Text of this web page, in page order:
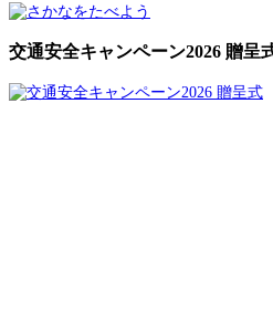
交通安全キャンペーン2026 贈呈